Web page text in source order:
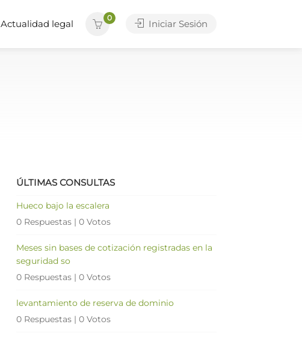
Actualidad legal
0
Iniciar Sesión
ÚLTIMAS CONSULTAS
Hueco bajo la escalera
0 Respuestas | 0 Votos
Meses sin bases de cotización registradas en la
seguridad so
0 Respuestas | 0 Votos
levantamiento de reserva de dominio
0 Respuestas | 0 Votos